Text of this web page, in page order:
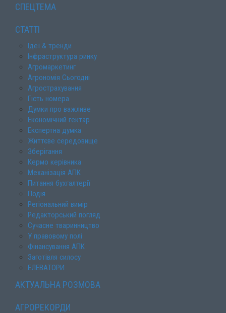
СПЕЦТЕМА
СТАТТІ
Ідеї & тренди
Інфраструктура ринку
Агромаркетинг
Агрономія Сьогодні
Агрострахування
Гість номера
Думки про важливе
Економічний гектар
Експертна думка
Життєве середовище
Зберігання
Кермо керівника
Механізація АПК
Питання бухгалтерії
Подія
Регіональний вимір
Редакторський погляд
Сучасне тваринництво
У правовому полі
Фінансування АПК
Заготівля силосу
ЕЛЕВАТОРИ
АКТУАЛЬНА РОЗМОВА
АГРОРЕКОРДИ